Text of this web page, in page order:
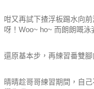
咁又再試下揸浮板踢水向
呀！Woo~ ho~ 而朗朗嘅泳
還原基本步，再練習番雙
晴晴趁哥哥練習期間，自